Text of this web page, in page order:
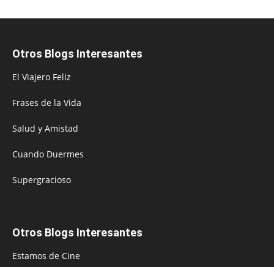
Otros Blogs Interesantes
El Viajero Feliz
Frases de la Vida
Salud y Amistad
Cuando Duermes
Supergracioso
Otros Blogs Interesantes
Estamos de Cine